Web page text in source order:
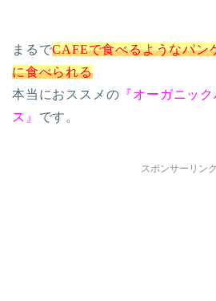
まるでCAFEで食べるようなパン
に食べられる
本当におススメの 『オーガニッ
ス』 です。
スポンサーリンク